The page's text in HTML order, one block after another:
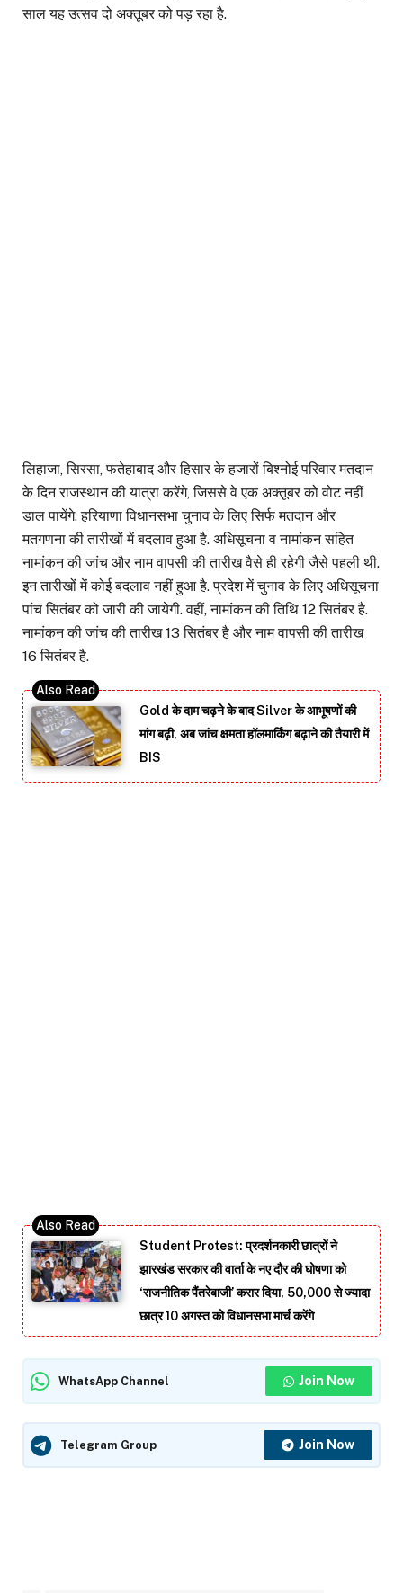
साल यह उत्सव दो अक्तूबर को पड़ रहा है.
लिहाजा, सिरसा, फतेहाबाद और हिसार के हजारों बिश्नोई परिवार मतदान
के दिन राजस्थान की यात्रा करेंगे, जिससे वे एक अक्तूबर को वोट नहीं
डाल पायेंगे. हरियाणा विधानसभा चुनाव के लिए सिर्फ मतदान और
मतगणना की तारीखों में बदलाव हुआ है. अधिसूचना व नामांकन सहित
नामांकन की जांच और नाम वापसी की तारीख वैसे ही रहेगी जैसे पहली थी.
इन तारीखों में कोई बदलाव नहीं हुआ है. प्रदेश में चुनाव के लिए अधिसूचना
पांच सितंबर को जारी की जायेगी. वहीं, नामांकन की तिथि 12 सितंबर है.
नामांकन की जांच की तारीख 13 सितंबर है और नाम वापसी की तारीख
16 सितंबर है.
Gold के दाम चढ़ने के बाद Silver के आभूषणों की
मांग बढ़ी, अब जांच क्षमता हॉलमार्किंग बढ़ाने की तैयारी में
BIS
Student Protest: प्रदर्शनकारी छात्रों ने
झारखंड सरकार की वार्ता के नए दौर की घोषणा को
‘राजनीतिक पैंतरेबाजी’ करार दिया, 50,000 से ज्यादा
छात्र 10 अगस्त को विधानसभा मार्च करेंगे
WhatsApp Channel Join Now
Telegram Group Join Now